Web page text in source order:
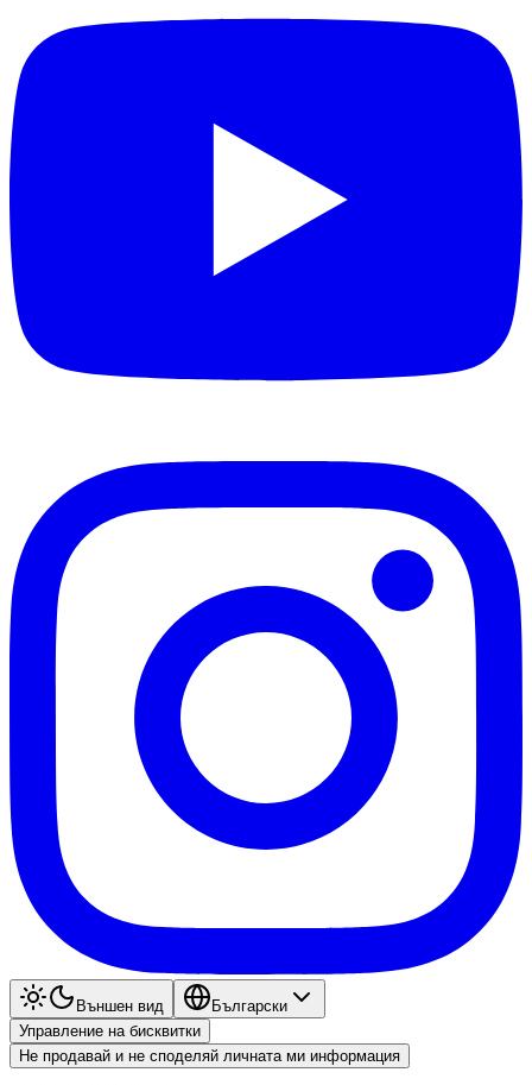
Външен вид
Български
Управление на бисквитки
Не продавай и не споделяй личната ми информация